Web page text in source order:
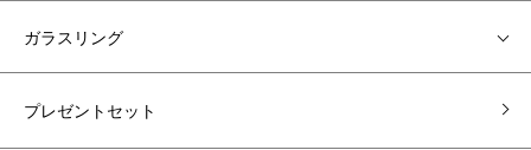
ガラスリング
プレゼントセット